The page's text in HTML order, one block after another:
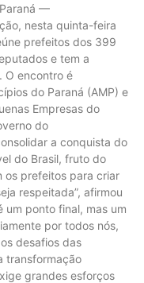
—
nesta quinta-feira
prefeitos dos 399
e tem a
O encontro é
do Paraná (AMP) e
Empresas do
do
a conquista do
do Brasil, fruto do
os prefeitos para criar
respeitada”, afirmou
um ponto final, mas um
por todos nós,
desafios das
transformação
grandes esforços